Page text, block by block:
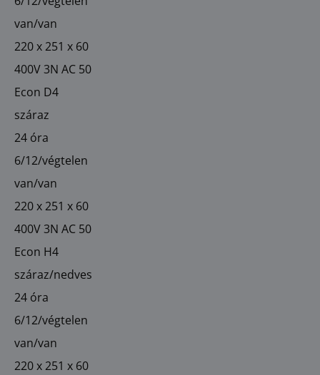
van/van
220 x 251 x 60
400V 3N AC 50
Econ D4
száraz
24 óra
6/12/végtelen
van/van
220 x 251 x 60
400V 3N AC 50
Econ H4
száraz/nedves
24 óra
6/12/végtelen
van/van
220 x 251 x 60